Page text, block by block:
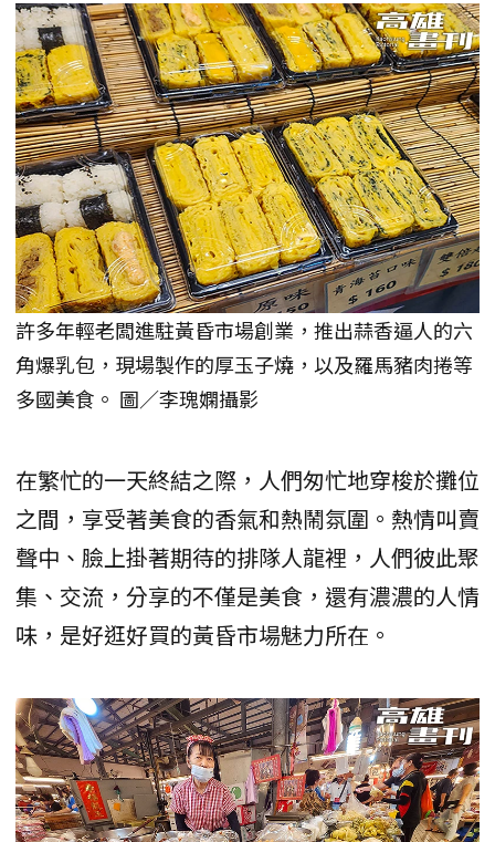
許多年輕老闆進駐黃昏市場創業，推出蒜香逼人的六
角爆乳包，現場製作的厚玉子燒，以及羅馬豬肉捲等
多國美食。 圖／李瑰嫻攝影
在繁忙的一天終結之際，人們匆忙地穿梭於攤位
之間，享受著美食的香氣和熱鬧氛圍。熱情叫賣
聲中、臉上掛著期待的排隊人龍裡，人們彼此聚
集、交流，分享的不僅是美食，還有濃濃的人情
味，是好逛好買的黃昏市場魅力所在。